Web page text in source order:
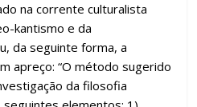
na corrente culturalista
kantismo e da
da seguinte forma, a
apreço: “O método sugerido
da filosofia